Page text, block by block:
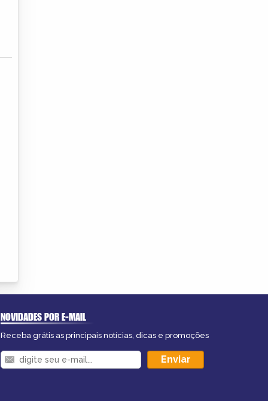
NOVIDADES POR E-MAIL
Receba grátis as principais notícias, dicas e promoções